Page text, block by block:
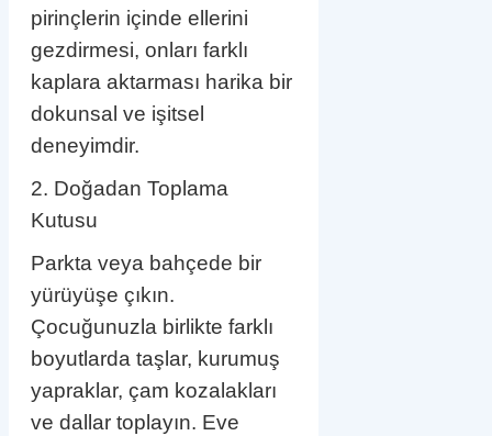
pirinçlerin içinde ellerini
gezdirmesi, onları farklı
kaplara aktarması harika bir
dokunsal ve işitsel
deneyimdir.
2. Doğadan Toplama
Kutusu
Parkta veya bahçede bir
yürüyüşe çıkın.
Çocuğunuzla birlikte farklı
boyutlarda taşlar, kurumuş
yapraklar, çam kozalakları
ve dallar toplayın. Eve